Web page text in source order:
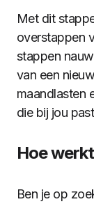
Met dit
overstappen
stappen
van een
maandlasten
die bij jou
Hoe
Ben je op